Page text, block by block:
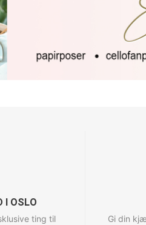
I OSLO
ting til
Gi din